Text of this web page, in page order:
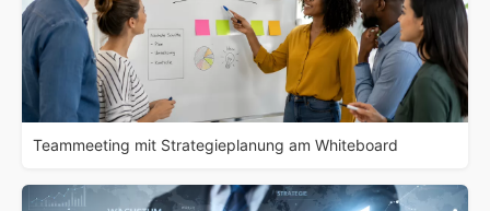
Teammeeting mit Strategieplanung am Whiteboard